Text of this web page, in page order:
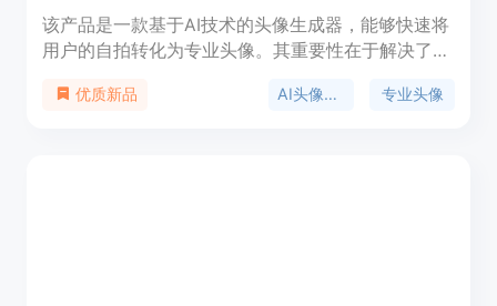
该产品是一款基于AI技术的头像生成器，能够快速将
用户的自拍转化为专业头像。其重要性在于解决了传
度快、价格实惠、背景和服装选择丰富、隐私保护良
优质新品 AI头像生成 专业头像